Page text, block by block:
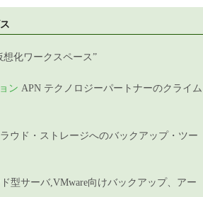
想化ワークスペース”
ン APN テクノロジーパートナーのクライム
ウド・ストレージへのバックアップ・ツー
型サーバ,VMware向けバックアップ、アー